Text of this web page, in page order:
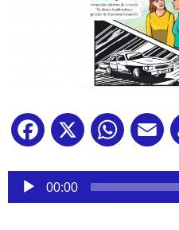
Facebook
X
Reproductor
audio
00:00